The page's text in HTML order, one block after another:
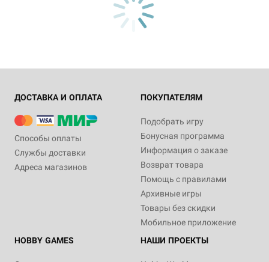
ДОСТАВКА И ОПЛАТА
Способы оплаты
Службы доставки
Адреса магазинов
ПОКУПАТЕЛЯМ
Подобрать игру
Бонусная программа
Информация о заказе
Возврат товара
Помощь с правилами
Архивные игры
Товары без скидки
Мобильное приложение
HOBBY GAMES
НАШИ ПРОЕКТЫ